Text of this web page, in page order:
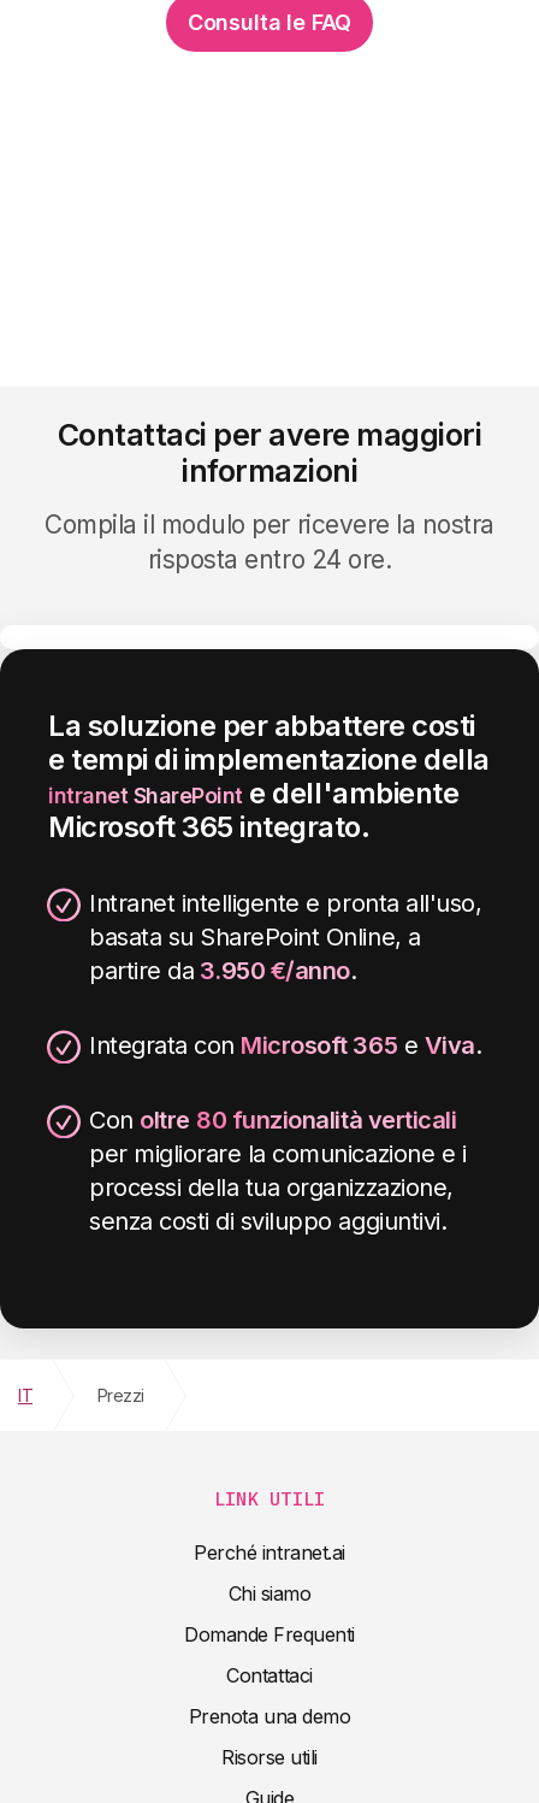
Consulta le FAQ
Contattaci per avere maggiori
informazioni
Compila il modulo per ricevere la nostra
risposta entro 24 ore.
La soluzione per abbattere costi
e tempi di implementazione della
intranet SharePoint e dell'ambiente
Microsoft 365 integrato.
Intranet intelligente e pronta all'uso,
basata su SharePoint Online, a
partire da 3.950 €/anno.
Integrata con Microsoft 365 e Viva.
Con oltre 80 funzionalità verticali
per migliorare la comunicazione e i
processi della tua organizzazione,
senza costi di sviluppo aggiuntivi.
IT Prezzi
LINK UTILI
Perché intranet.ai
Chi siamo
Domande Frequenti
Contattaci
Prenota una demo
Risorse utili
Guide